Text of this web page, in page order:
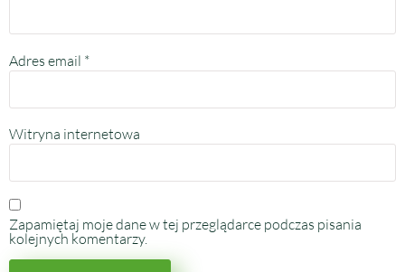
Adres email *
Witryna internetowa
Zapamiętaj moje dane w tej przeglądarce podczas pisania
kolejnych komentarzy.